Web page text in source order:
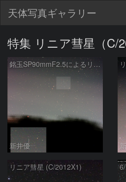
天体写真ギャラリー
特集 リニア彗星（C/
銘玉SP90mmF2.5によるリニア彗星（C/2012X1）
新井優
リニア彗星 (C/2012X1)